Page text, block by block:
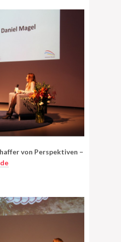
von Perspektiven –